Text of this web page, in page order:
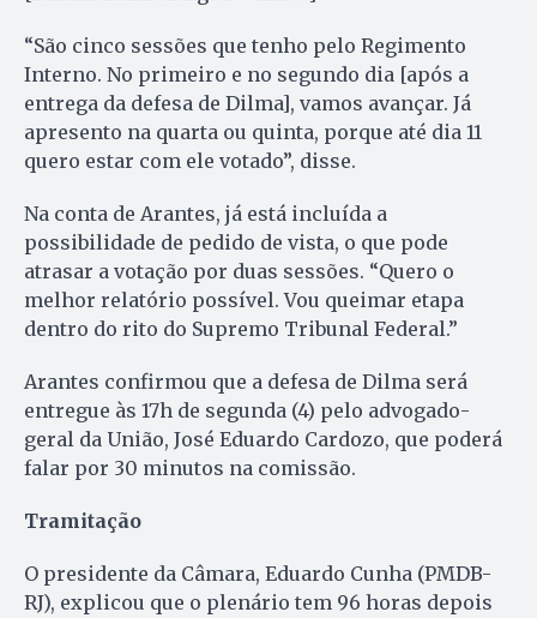
“São cinco sessões que tenho pelo Regimento
Interno. No primeiro e no segundo dia [após a
entrega da defesa de Dilma], vamos avançar. Já
apresento na quarta ou quinta, porque até dia 11
quero estar com ele votado”, disse.
Na conta de Arantes, já está incluída a
possibilidade de pedido de vista, o que pode
atrasar a votação por duas sessões. “Quero o
melhor relatório possível. Vou queimar etapa
dentro do rito do Supremo Tribunal Federal.”
Arantes confirmou que a defesa de Dilma será
entregue às 17h de segunda (4) pelo advogado-
geral da União, José Eduardo Cardozo, que poderá
falar por 30 minutos na comissão.
Tramitação
O presidente da Câmara, Eduardo Cunha (PMDB-
RJ), explicou que o plenário tem 96 horas depois